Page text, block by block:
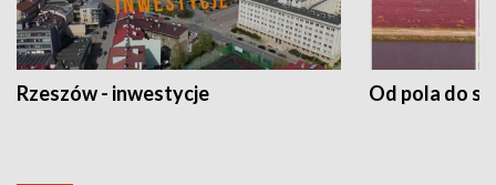
Rzeszów - inwestycje Od pola do